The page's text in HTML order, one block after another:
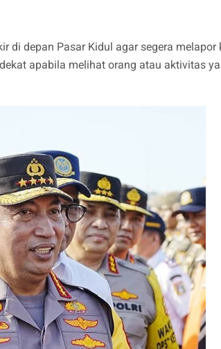
di depan Pasar Kidul agar segera melapor
apabila melihat orang atau aktivitas